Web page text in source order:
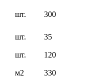
шт. 300
шт.
35
шт.
120
м2
330